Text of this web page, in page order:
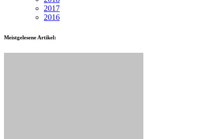
2017
2016
Meistgelesene Artikel: